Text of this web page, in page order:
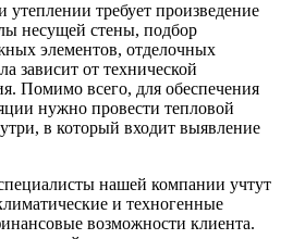
требует произведение
несущей стены, подбор
элементов, отделочных
зависит от технической
Помимо всего, для обеспечения
нужно провести тепловой
в который входит выявление
нашей компании учтут
и техногенные
возможности клиента.